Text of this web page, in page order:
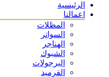
الرئيسية
اعمالنا
المظلات
السواتر
الهناجر
الشبوك
البرجولات
القرميد